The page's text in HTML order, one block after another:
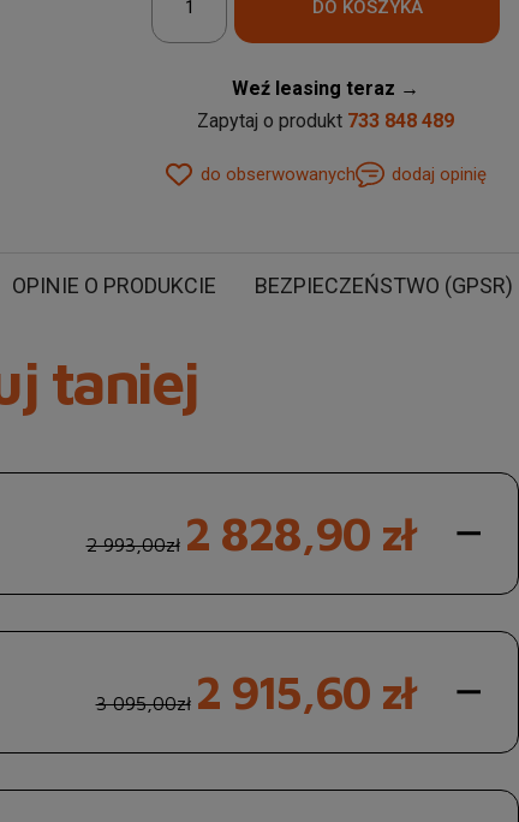
Weź leasing teraz →
Zapytaj o produkt 733 848 489
do obserwowanych dodaj opinię
OPINIE O PRODUKCIE BEZPIECZEŃSTWO (GPSR)
taniej
2 993,00zł 2 828,90 zł
3 095,00zł 2 915,60 zł